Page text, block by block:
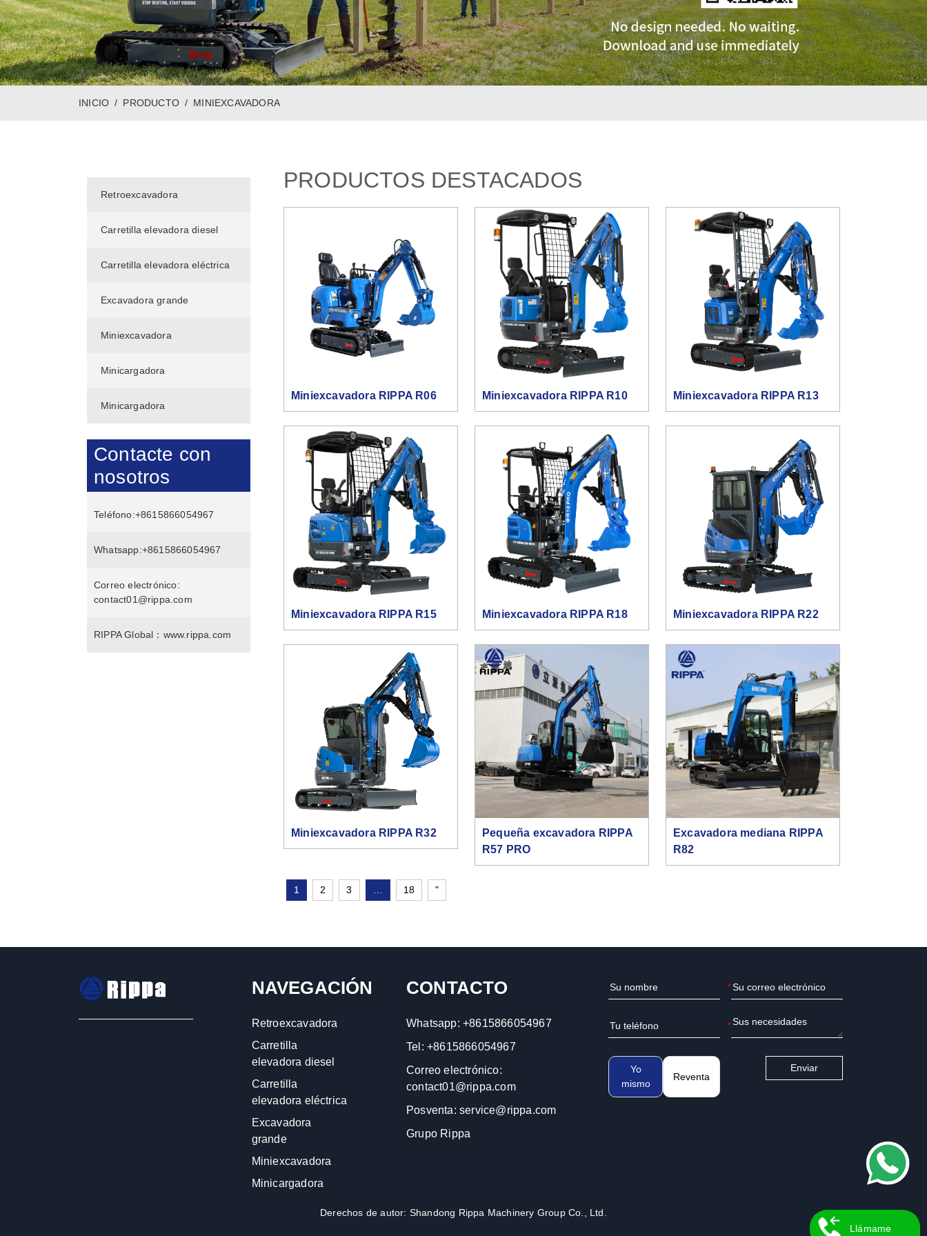
INICIO PRODUCTO MINIEXCAVADORA
Retroexcavadora
Carretilla elevadora diesel
Carretilla elevadora eléctrica
Excavadora grande
Miniexcavadora
Minicargadora
Minicargadora
Contacte con
nosotros
Teléfono:+8615866054967
Whatsapp:+8615866054967
Correo electrónico:
contact01@rippa.com
RIPPA Global： www.rippa.com
PRODUCTOS DESTACADOS
Miniexcavadora RIPPA R06 Miniexcavadora RIPPA R10 Miniexcavadora RIPPA R13
Miniexcavadora RIPPA R15 Miniexcavadora RIPPA R18 Miniexcavadora RIPPA R22
Miniexcavadora RIPPA R32
Pequeña excavadora RIPPA
R57 PRO
Excavadora mediana RIPPA
R82
1 2 3 18 "
NAVEGACIÓN
Retroexcavadora
Carretilla
elevadora diesel
Carretilla
elevadora eléctrica
Excavadora
grande
Miniexcavadora
Minicargadora
CONTACTO
Whatsapp: +8615866054967
Tel: +8615866054967
Correo electrónico:
contact01@rippa.com
Posventa: service@rippa.com
Grupo Rippa
*
*
Yo
mismo
Reventa
Enviar
Derechos de autor: Shandong Rippa Machinery Group Co., Ltd.
Llámame